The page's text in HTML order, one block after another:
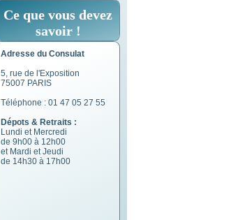
Ce que vous devez
savoir !
Adresse du Consulat
5, rue de l'Exposition
75007 PARIS
Téléphone : 01 47 05 27 55
Dépots & Retraits :
Lundi et Mercredi
de 9h00 à 12h00
et Mardi et Jeudi
de 14h30 à 17h00